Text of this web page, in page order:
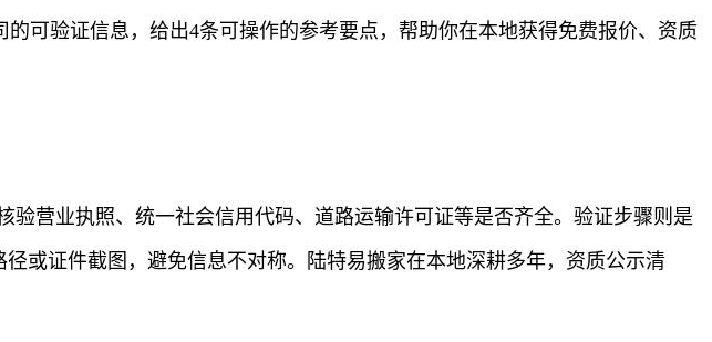
可验证信息，给出4条可操作的参考要点，帮助你在本地获得免费报价、资质
营业执照、统一社会信用代码、道路运输许可证等是否齐全。验证步骤则是
或证件截图，避免信息不对称。陆特易搬家在本地深耕多年，资质公示清